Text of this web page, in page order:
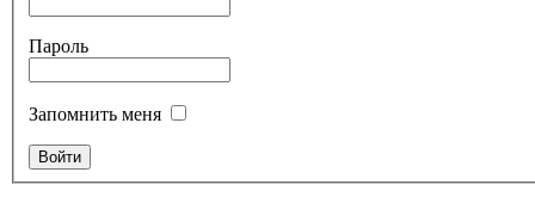
Пароль
Запомнить меня